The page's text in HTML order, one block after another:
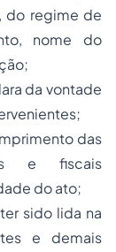
do regime de
nome do
da vontade
das
e fiscais
do ato;
sido lida na
e demais